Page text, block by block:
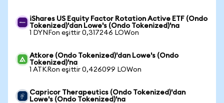
iShares US Equity Factor Rotation Active ETF (Ondo
Tokenized)'dan Lowe's (Ondo Tokenized)'na
1 DYNFon eşittir 0,317246 LOWon
Atkore (Ondo Tokenized)'dan Lowe's (Ondo
Tokenized)'na
1 ATKRon eşittir 0,426099 LOWon
Capricor Therapeutics (Ondo Tokenized)'dan
Lowe's (Ondo Tokenized)'na